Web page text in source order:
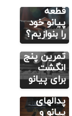
قطعه
پیانو خود
را بنوازیم؟
تمرین
انگشت
گذاری
پیانو+
تمرین پنج
انگشت
برای پیانو
آموزش اصولی
پیانو (رایگان)
اسم پدال
های
پیانو+
کاربرد
پدالهای
پیانو و
پکیج های
آموزش پیانو
از اولین
نت تا
اجرای
قطعه
دلخواه؛